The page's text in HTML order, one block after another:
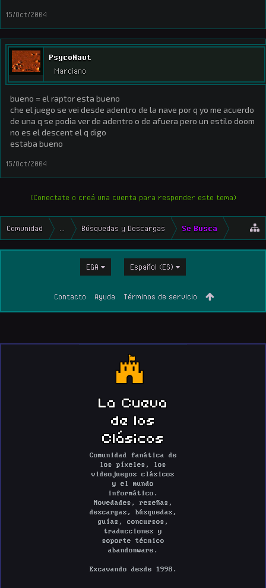
15/Oct/2004
PsycoNaut
Marciano
bueno = el raptor esta bueno
che el juego se vei desde adentro de la nave por q yo me acuerdo
de una q se podia ver de adentro o de afuera pero un estilo doom
no es el descent el q digo
estaba bueno
15/Oct/2004
(Conectate o creá una cuenta para responder este tema)
Comunidad Búsquedas y Descargas Se Busca
EGA Español (ES)
Contacto Ayuda Términos de servicio
La Cueva
de los
Clásicos
Comunidad fanática de
los píxeles, los
videojuegos clásicos
y el mundo
informático.
Novedades, reseñas,
descargas, búsquedas,
guías, concursos,
traducciones y
soporte técnico
abandonware.
Excavando desde 1998.